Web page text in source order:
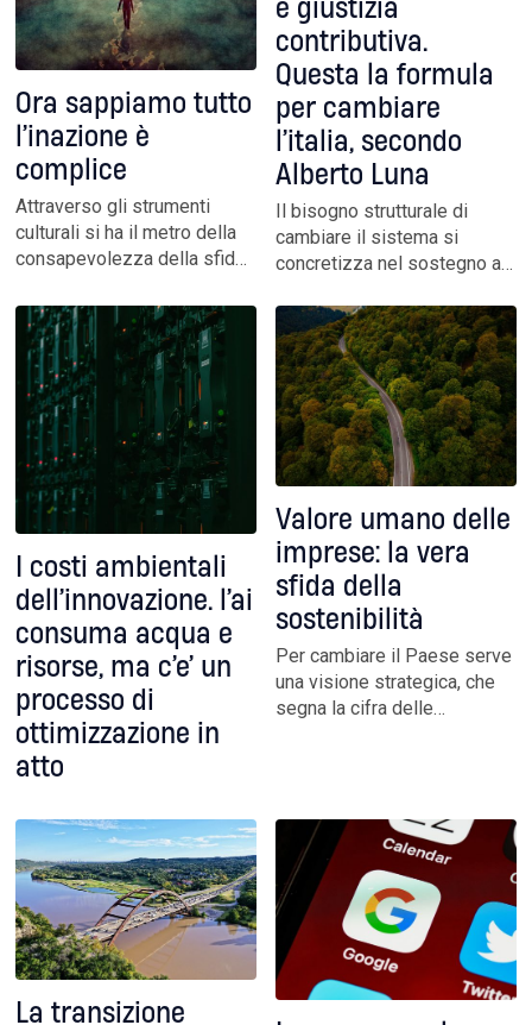
Ora sappiamo tutto
l’inazione è
complice
Attraverso gli strumenti
culturali si ha il metro della
consapevolezza della sfida
letteratura, non solo cresce
la rappresentazione del
tema ambientale e dei rischi
connessi ma il pubblico
mostra concretamente di
apprezzare
e giustizia
contributiva.
Questa la formula
per cambiare
l’italia, secondo
Alberto Luna
Il bisogno strutturale di
cambiare il sistema si
concretizza nel sostegno a
volta che si stimola un
confronto positivo e
costruttivo per migliorare il
nostro Paese è importante
partecipare
I costi ambientali
dell’innovazione. l’ai
consuma acqua e
risorse, ma c’e’ un
processo di
ottimizzazione in
atto
Valore umano delle
imprese: la vera
sfida della
sostenibilità
Per cambiare il Paese serve
una visione strategica, che
segna la cifra delle
Valore Sostenibile” che
racconta l’impatto ragionato
sul benessere collettivo
La transizione